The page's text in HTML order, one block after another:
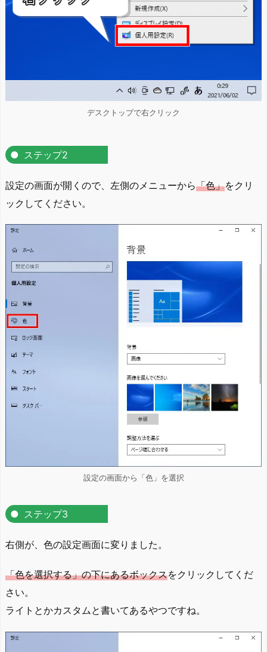
デスクトップで右クリック
ステップ2
設定の画面が開くので、左側のメニューから「色」をクリ
ックしてください。
設定の画面から「色」を選択
ステップ3
右側が、色の設定画面に変りました。
「色を選択する」の下にあるボックスをクリックしてくだ
さい。
ライトとかカスタムと書いてあるやつですね。